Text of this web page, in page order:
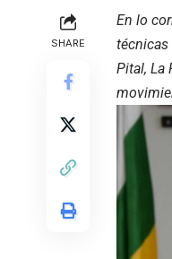
SHARE
En lo
técnicas
Pital, La